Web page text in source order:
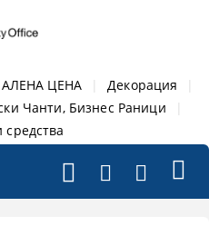
ЦЕНА Декорация
Чанти, Бизнес Раници